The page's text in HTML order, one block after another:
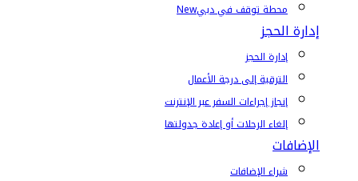
محطة توقف في دبيNew
إدارة الحجز
إدارة الحجز
الترقية إلى درجة الأعمال
إنجاز إجراءات السفر عبر الإنترنت
إلغاء الرحلات أو إعادة جدولتها
الإضافات
شراء الإضافات